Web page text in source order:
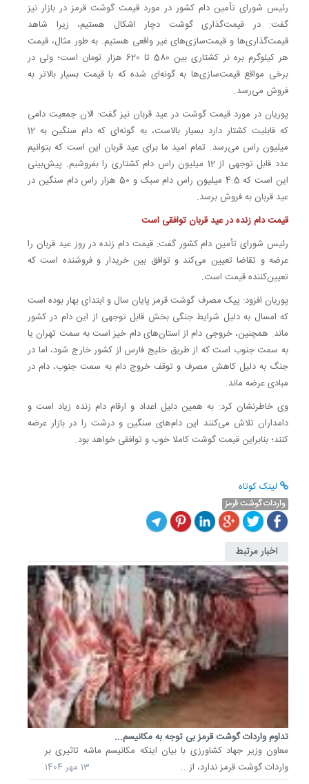
رئیس شورای تأمین دام کشور در مورد قیمت گوشت قرمز در بازار نیز
گفت: در قیمت‌گذاری گوشت دچار اشکال هستیم، زیرا شاهد
قیمت‌گذاری‌ها و قیمت‌سازی‌های غیر واقعی هستیم. به طور مثال، قیمت
هر کیلوگرم بره نر کشتاری بین 580 تا 620 هزار تومان است؛ ولی در
برخی مواقع قیمت‌سازی‌ها به گونه‌ای شده که با قیمت بسیار بالاتر به
فروش می‌رسد.
پوریان در مورد قیمت گوشت در عید قربان نیز گفت: الان جمعیت دامی
که قابلیت کشتار دارد بسیار بالاست، به گونه‌ای که دام سنگین به 12
میلیون راس می‌رسد. تمام امید ما برای عید قربان این است که بتوانیم
عدد قابل توجهی از 12 میلیون راس دام کشتاری را بفروشیم. پیش‌بینی
این است که 4.5 میلیون راس دام سبک و 50 هزار راس دام سنگین در
عید قربان به فروش برسد.
قیمت دام زنده در عید قربان توافقی است
رئیس شورای تأمین دام کشور گفت: قیمت دام زنده در روز عید قربان را
عرضه و تقاضا تعیین می‌کند و توافق بین خریدار و فروشنده است که
تعیین‌کننده قیمت است.
پوریان افزود: پیک مصرف گوشت قرمز پایان سال و ابتدای بهار بوده است
که امسال به دلیل شرایط جنگی بخش قابل توجهی از این دام در کشور
ماند. همچنین، خروجی دام از استان‌های دام خیز است به سمت تهران یا
به سمت جنوب است که از طریق خلیج فارس از کشور خارج شود، اما در
جنگ به دلیل کاهش مصرف و توقف خروج دام به سمت جنوب، دام در
مبادی عرضه ماند.
وی خاطرنشان کرد: به همین دلیل اعداد و ارقام دام زنده زیاد است و
دامداران تلاش می‌کنند این دام‌های سنگین و درشت را در بازار عرضه
کنند؛ بنابراین قیمت گوشت کاملا خوب و توافقی خواهد بود.
لینک کوتاه
واردات گوشت قرمز
اخبار مرتبط
تداوم واردات گوشت قرمز بی توجه به مکانیسم...
معاون وزیر جهاد کشاورزی با بیان اینکه مکانیسم ماشه تاثیری بر
واردات گوشت قرمز ندارد، از...
13 مهر 1404